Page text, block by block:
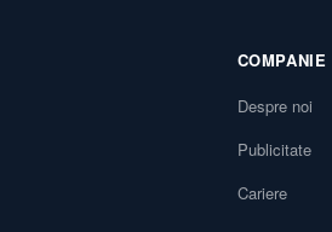
COMPANIE
Despre noi
Publicitate
Cariere